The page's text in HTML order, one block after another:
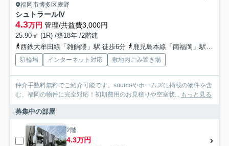
福岡市博多区麦野
シュトラールⅣ
4.3万円 管理/共益費3,000円
25.90㎡ (1R) /築18年 /2階建
西鉄大牟田線「雑餉隈」駅 徒歩6分
鹿児島本線「南福岡」駅 徒歩14分
駐輪場 インターネット対応 敷地内ごみ置き場
仲介手数料無料でご紹介可能です。suumoやホームズに掲載の物件を含
む、福岡の物件に完全対応！初期費用のお見積りや空室状... もっと見る
募集中の部屋
2階
4.3万円